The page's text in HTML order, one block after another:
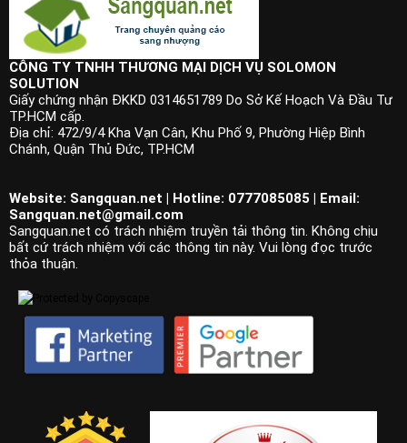
CÔNG TY TNHH THƯƠNG MẠI DỊCH VỤ SOLOMON
SOLUTION
Giấy chứng nhận ĐKKD 0314651789 Do Sở Kế Hoạch Và Đầu Tư
TP.HCM cấp.
Địa chỉ: 472/9/4 Kha Vạn Cân, Khu Phố 9, Phường Hiệp Bình
Chánh, Quận Thủ Đức, TP.HCM
Website: Sangquan.net | Hotline: 0777085085 | Email:
Sangquan.net@gmail.com
Sangquan.net có trách nhiệm truyền tải thông tin. Không chịu
bất cứ trách nhiệm với các thông tin này. Vui lòng đọc trước
thỏa thuận.